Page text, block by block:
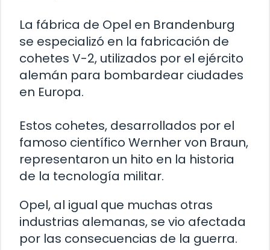
La fábrica de Opel en Brandenburg
se especializó en la fabricación de
cohetes V-2, utilizados por el ejército
alemán para bombardear ciudades
en Europa.
Estos cohetes, desarrollados por el
famoso científico Wernher von Braun,
representaron un hito en la historia
de la tecnología militar.
Opel, al igual que muchas otras
industrias alemanas, se vio afectada
por las consecuencias de la guerra.